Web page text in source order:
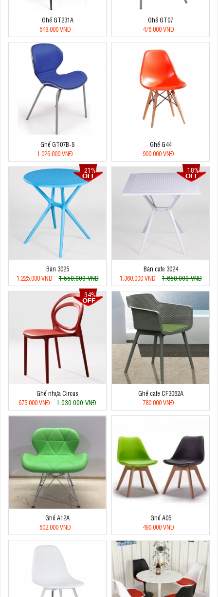
Ghế GT231A
648.000 VNĐ
Ghế GT07
476.000 VNĐ
Ghế GT07B-S
1.026.000 VNĐ
Ghế G44
900.000 VNĐ
21%
Bàn 3025
1.225.000 VNĐ
1.550.000 VNĐ
18%
Bàn cafe 3024
1.360.000 VNĐ
1.650.000 VNĐ
34%
Ghế nhựa Circus
675.000 VNĐ
1.030.000 VNĐ
Ghế cafe CF3062A
780.000 VNĐ
Ghế A12A
602.000 VNĐ
Ghế A05
490.000 VNĐ